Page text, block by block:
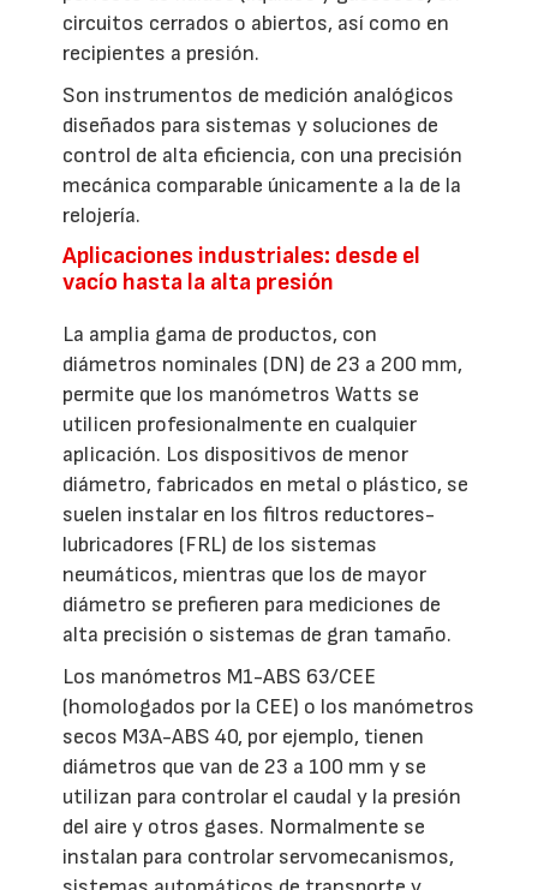
circuitos cerrados o abiertos, así como en
recipientes a presión.
Son instrumentos de medición analógicos
diseñados para sistemas y soluciones de
control de alta eficiencia, con una precisión
mecánica comparable únicamente a la de la
relojería.
Aplicaciones industriales: desde el
vacío hasta la alta presión
La amplia gama de productos, con
diámetros nominales (DN) de 23 a 200 mm,
permite que los manómetros Watts se
utilicen profesionalmente en cualquier
aplicación. Los dispositivos de menor
diámetro, fabricados en metal o plástico, se
suelen instalar en los filtros reductores-
lubricadores (FRL) de los sistemas
neumáticos, mientras que los de mayor
diámetro se prefieren para mediciones de
alta precisión o sistemas de gran tamaño.
Los manómetros M1-ABS 63/CEE
(homologados por la CEE) o los manómetros
secos M3A-ABS 40, por ejemplo, tienen
diámetros que van de 23 a 100 mm y se
utilizan para controlar el caudal y la presión
del aire y otros gases. Normalmente se
instalan para controlar servomecanismos,